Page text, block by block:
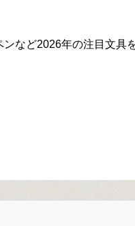
など2026年の注目文具